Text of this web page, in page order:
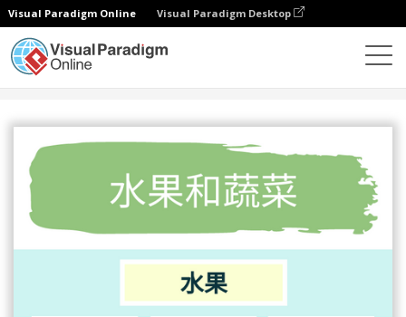
Visual Paradigm Online Visual Paradigm Desktop